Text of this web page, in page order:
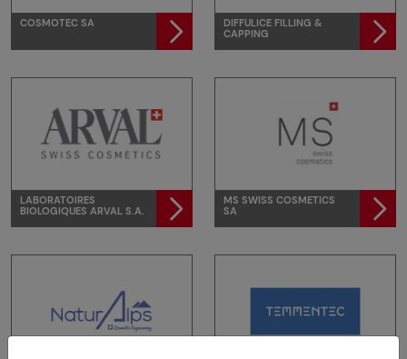
COSMOTEC SA
DIFFULICE FILLING &
CAPPING
LABORATOIRES
BIOLOGIQUES ARVAL S.A.
MS SWISS COSMETICS
SA